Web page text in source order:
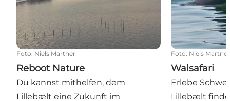
Foto: Niels Martner
Reboot Nature
Du kannst mithelfen, dem
Lillebælt eine Zukunft im
Foto: Niels Martner
Walsafari
Erlebe
Lillebælt